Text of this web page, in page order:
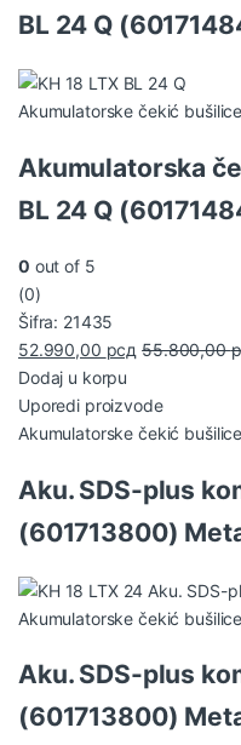
BL 24 Q
Akumulatorske čekić bušilice
Akumulatorska
BL 24 Q
0 out of 5
(0)
Šifra: 21435
52.990,00 рсд 55.800,00
Dodaj u korpu
Uporedi proizvode
Akumulatorske čekić bušilice
Aku. SDS-plus
(601713800)
Akumulatorske čekić bušilice
Aku. SDS-plus
(601713800)